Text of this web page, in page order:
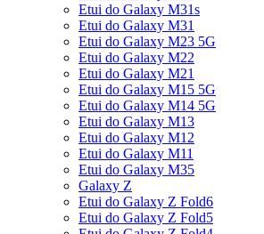
Etui do Galaxy M31s
Etui do Galaxy M31
Etui do Galaxy M23 5G
Etui do Galaxy M22
Etui do Galaxy M21
Etui do Galaxy M15 5G
Etui do Galaxy M14 5G
Etui do Galaxy M13
Etui do Galaxy M12
Etui do Galaxy M11
Etui do Galaxy M35
Galaxy Z
Etui do Galaxy Z Fold6
Etui do Galaxy Z Fold5